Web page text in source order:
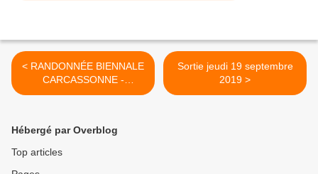
< RANDONNÉE BIENNALE
CARCASSONNE -
PYRÉNÉES 2000
Sortie jeudi 19 septembre
2019 >
Hébergé par Overblog
Top articles